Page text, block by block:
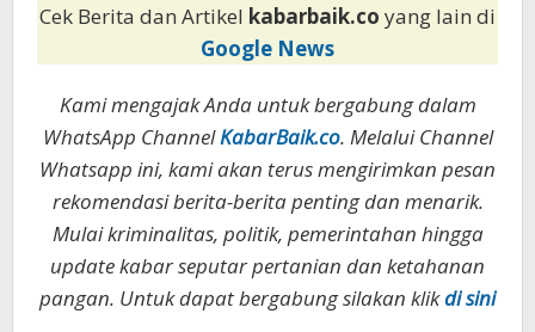
Cek Berita dan Artikel kabarbaik.co yang lain di
Google News
Kami mengajak Anda untuk bergabung dalam
WhatsApp ChannelKabarBaik.co. Melalui Channel
Whatsapp ini, kami akan terus mengirimkan pesan
rekomendasi berita-berita penting dan menarik.
Mulai kriminalitas, politik, pemerintahan hingga
update kabar seputar pertanian dan ketahanan
pangan. Untuk dapat bergabung silakan klikdi sini